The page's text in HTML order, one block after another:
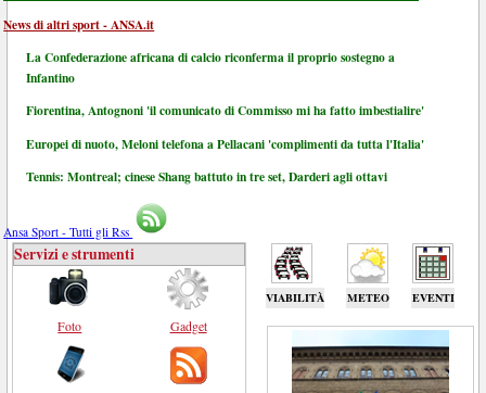
News di altri sport - ANSA.it
La Confederazione africana di calcio riconferma il proprio sostegno a
Infantino
Fiorentina, Antognoni 'il comunicato di Commisso mi ha fatto imbestialire'
Europei di nuoto, Meloni telefona a Pellacani 'complimenti da tutta l'Italia'
Tennis: Montreal; cinese Shang battuto in tre set, Darderi agli ottavi
Ansa Sport - Tutti gli Rss
VIABILITÀ METEO EVENTI
Servizi e strumenti
Foto Gadget